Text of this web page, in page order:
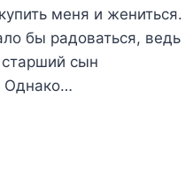
меня и жениться.
бы радоваться, ведь
сын
Однако…